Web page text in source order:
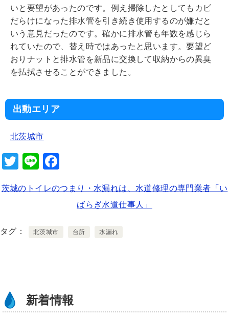
いと要望があったのです。例え掃除したとしてもカビ
だらけになった排水管を引き続き使用するのが嫌だと
いう意見だったのです。確かに排水管も年数を感じら
れていたので、替え時ではあったと思います。要望ど
おりナットと排水管を新品に交換して収納からの異臭
を払拭させることができました。
出動エリア
北茨城市
T
tt
Li
e c
茨城のトイレのつまり・水漏れは、水道修理の専門業者「い
ばらぎ水道仕事人」
タグ 北茨城市 台所 水漏れ
新着情報